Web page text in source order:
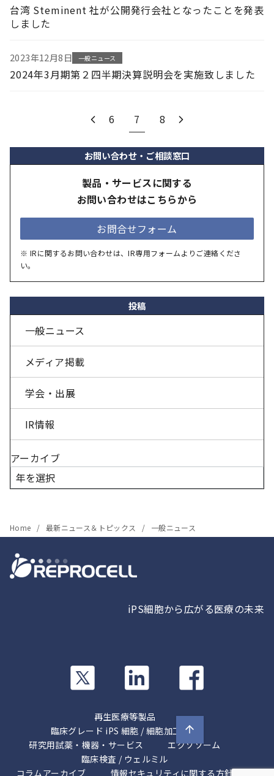
台湾 Steminent 社が公開発行会社となったことを発表
しました
2023年12月8日 一般ニュース
2024年3月期第２四半期決算説明会を実施致しました
6 7 8
お問い合わせ・ご相談窓口
製品・サービスに関する
お問い合わせはこちらから
お問合せフォーム
※ IRに関するお問い合わせは、IR専用フォームよりご連絡くださ
い。
投稿
一般ニュース
メディア掲載
学会・出展
IR情報
アーカイブ
Home 最新ニュース＆トピックス 一般ニュース
iPS細胞から広がる医療の未来
カ
リ
ン
ク
ム
ン
ク
再生医療等製品
臨床グレード iPS 細胞 / 細胞加工受託
研究用試薬・機器・サービス
エクソソーム
臨床検査 / ウェルミル
コラムアーカイブ
情報セキュリティに関する方針